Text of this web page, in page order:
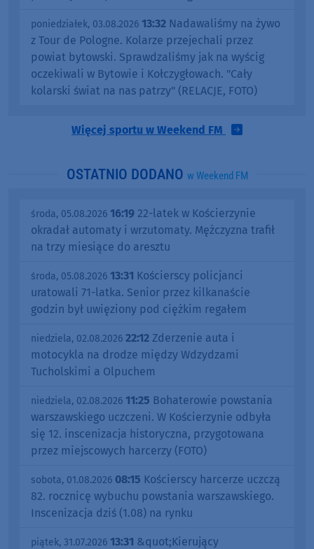
poniedziałek, 03.08.2026 13:32 Nadawaliśmy na żywo
z Tour de Pologne. Kolarze przejechali przez
powiat bytowski. Sprawdzaliśmy jak na wyścig
oczekiwali w Bytowie i Kołczygłowach. "Cały
kolarski świat na nas patrzy" (RELACJE, FOTO)
Więcej sportu w Weekend FM
OSTATNIO DODANO w Weekend FM
środa, 05.08.2026 16:19 22-latek w Kościerzynie
okradał automaty i wrzutomaty. Mężczyzna trafił
na trzy miesiące do aresztu
środa, 05.08.2026 13:31 Kościerscy policjanci
uratowali 71-latka. Senior przez kilkanaście
godzin był uwięziony pod ciężkim regałem
niedziela, 02.08.2026 22:12 Zderzenie auta i
motocykla na drodze między Wdzydzami
Tucholskimi a Olpuchem
niedziela, 02.08.2026 11:25 Bohaterowie powstania
warszawskiego uczczeni. W Kościerzynie odbyła
się 12. inscenizacja historyczna, przygotowana
przez miejscowych harcerzy (FOTO)
sobota, 01.08.2026 08:15 Kościerscy harcerze uczczą
82. rocznicę wybuchu powstania warszawskiego.
Inscenizacja dziś (1.08) na rynku
piątek, 31.07.2026 13:31 &quot;Kierujący